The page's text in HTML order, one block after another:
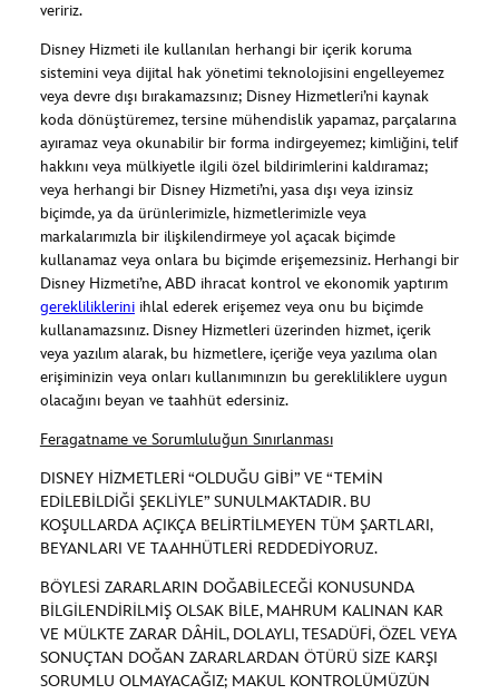
veririz.
Disney Hizmeti ile kullanılan herhangi bir içerik koruma
sistemini veya dijital hak yönetimi teknolojisini engelleyemez
veya devre dışı bırakamazsınız; Disney Hizmetleri’ni kaynak
koda dönüştüremez, tersine mühendislik yapamaz, parçalarına
ayıramaz veya okunabilir bir forma indirgeyemez; kimliğini, telif
hakkını veya mülkiyetle ilgili özel bildirimlerini kaldıramaz;
veya herhangi bir Disney Hizmeti’ni, yasa dışı veya izinsiz
biçimde, ya da ürünlerimizle, hizmetlerimizle veya
markalarımızla bir ilişkilendirmeye yol açacak biçimde
kullanamaz veya onlara bu biçimde erişemezsiniz. Herhangi bir
Disney Hizmeti’ne, ABD ihracat kontrol ve ekonomik yaptırım
gereklilikleriniihlal ederek erişemez veya onu bu biçimde
kullanamazsınız. Disney Hizmetleri üzerinden hizmet, içerik
veya yazılım alarak, bu hizmetlere, içeriğe veya yazılıma olan
erişiminizin veya onları kullanımınızın bu gerekliliklere uygun
olacağını beyan ve taahhüt edersiniz.
Feragatname ve Sorumluluğun Sınırlanması
DISNEY HİZMETLERİ “OLDUĞU GİBİ” VE “TEMİN
EDİLEBİLDİĞİ ŞEKLİYLE” SUNULMAKTADIR. BU
KOŞULLARDA AÇIKÇA BELİRTİLMEYEN TÜM ŞARTLARI,
BEYANLARI VE TAAHHÜTLERİ REDDEDİYORUZ.
BÖYLESİ ZARARLARIN DOĞABİLECEĞİ KONUSUNDA
BİLGİLENDİRİLMİŞ OLSAK BİLE, MAHRUM KALINAN KAR
VE MÜLKTE ZARAR DÂHİL, DOLAYLI, TESADÜFİ, ÖZEL VEYA
SONUÇTAN DOĞAN ZARARLARDAN ÖTÜRÜ SİZE KARŞI
SORUMLU OLMAYACAĞIZ; MAKUL KONTROLÜMÜZÜN